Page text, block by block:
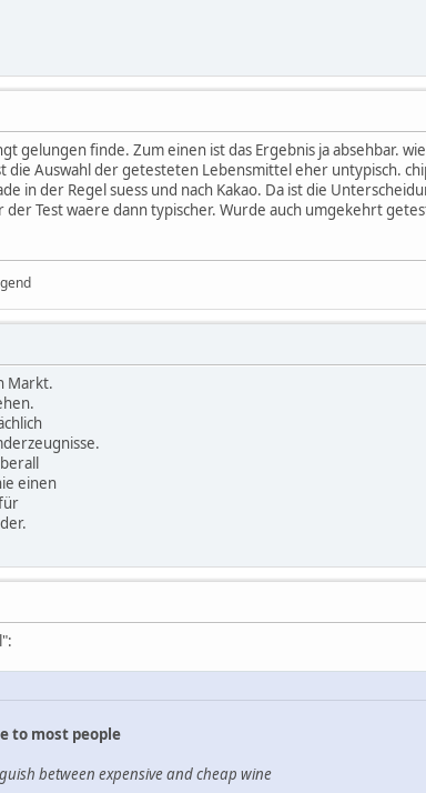
gelungen finde. Zum einen ist das Ergebnis ja absehbar.
Auswahl der getesteten Lebensmittel eher untypisch.
in der Regel suess und nach Kakao. Da ist die
Test waere dann typischer. Wurde auch umgekehrt
Markt.
einen
to most people
between expensive and cheap wine